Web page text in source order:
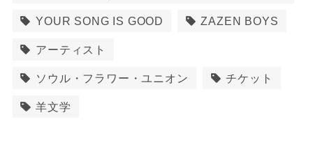
YOUR SONG IS GOOD ZAZEN BOYS
アーティスト
ソウル・フラワー・ユニオン チケット
羊文学